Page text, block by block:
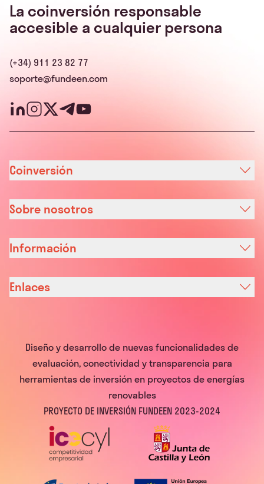
La coinversión responsable
accesible a cualquier persona
(+34) 911 23 82 77
soporte@fundeen.com
Coinversión
Sobre nosotros
Información
Enlaces
Diseño y desarrollo de nuevas funcionalidades de
evaluación, conectividad y transparencia para
herramientas de inversión en proyectos de energías
renovables
PROYECTO DE INVERSIÓN FUNDEEN 2023-2024